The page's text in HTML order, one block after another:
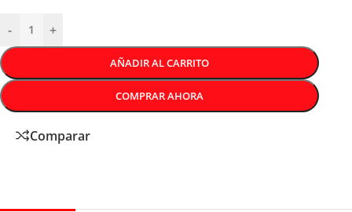
- +
AÑADIR AL CARRITO
COMPRAR AHORA
Comparar